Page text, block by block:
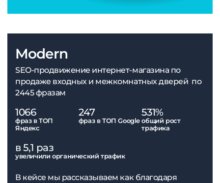
Modern
SEO-продвижение интернет-магазина по
продаже входных и межкомнатных дверей по
2445 фразам
1066
фраз в ТОП
Яндекс
247
фраз в ТОП Google
531%
общий рост
трафика
в 5,1 раз
увеличили органический трафик
В кейсе мы рассказываем как благодаря